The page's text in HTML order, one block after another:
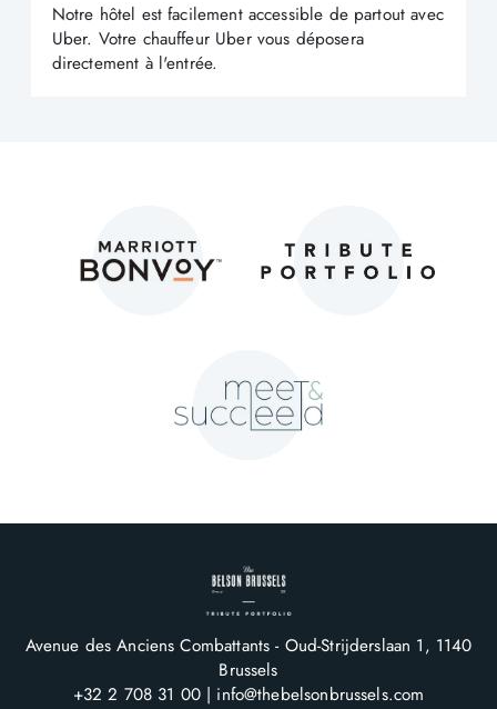
Notre hôtel est facilement accessible de partout avec
Uber. Votre chauffeur Uber vous déposera
directement à l'entrée.
Avenue des Anciens Combattants - Oud-Strijderslaan 1
1140
Brussels
+32 2 708 31 00
info@thebelsonbrussels.com